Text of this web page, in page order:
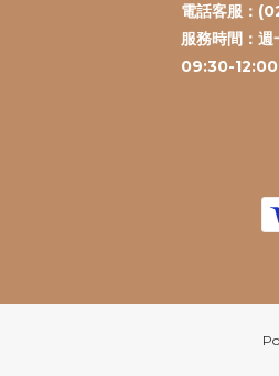
電話客服：(
服務時間： 週
09:30-